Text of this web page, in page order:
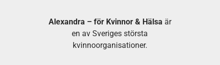
Alexandra – för Kvinnor & Hälsa är
en av Sveriges största
kvinnoorganisationer.